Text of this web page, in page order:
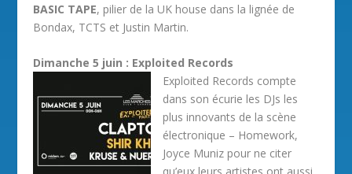
BASIC TAPE, pilier de la UK house dans la lignée de
Bondax, TCTS et Justin Martin.
Dimanche 5 juin : Exploited Records
Exploited Records compte
dans son écurie les DJs les
plus innovants de la scène
électronique – Homework,
Joyce Muniz pour ne citer